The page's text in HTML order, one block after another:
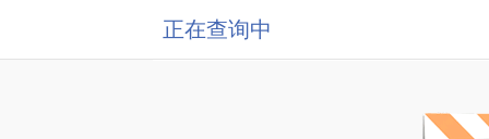
正在查询中